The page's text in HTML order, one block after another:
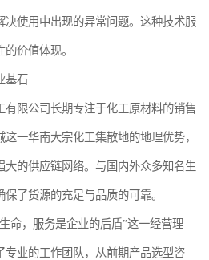
决使用中出现的异常问题。这种技术服
价值体现。
基石
限公司长期专注于化工原材料的销售
一华南大宗化工集散地的地理优势，
大的供应链网络。与国内外众多知名生
了货源的充足与品质的可靠。
命，服务是企业的后盾”这一经营理
专业的工作团队，从前期产品选型咨